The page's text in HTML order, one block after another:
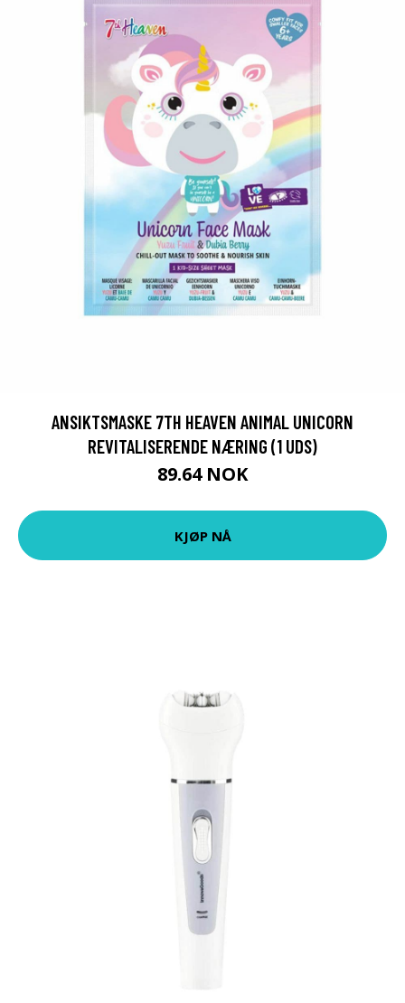
ANSIKTSMASKE 7TH HEAVEN ANIMAL UNICORN
REVITALISERENDE NÆRING (1 UDS)
89.64 NOK
KJØP NÅ